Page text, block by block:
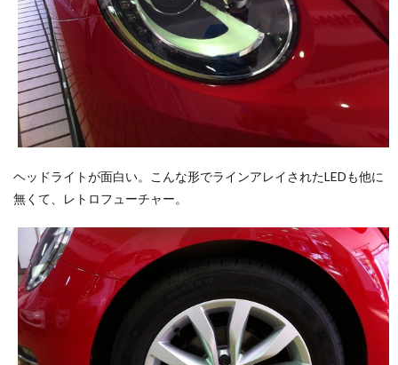
ヘッドライトが面白い。こんな形でラインアレイされたLEDも他に
無くて、レトロフューチャー。